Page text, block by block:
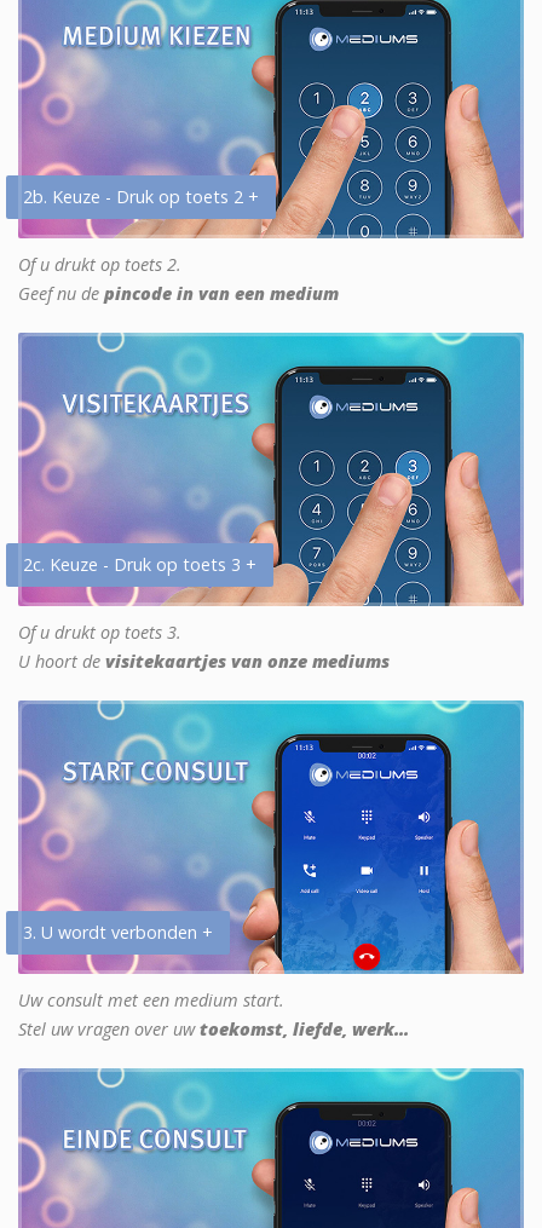
2b. Keuze - Druk op toets 2 +
Of u drukt op toets 2.
Geef nu de pincode in van een medium
2c. Keuze - Druk op toets 3 +
Of u drukt op toets 3.
U hoort de visitekaartjes van onze mediums
3. U wordt verbonden +
Uw consult met een medium start.
Stel uw vragen over uwtoekomst, liefde, werk...